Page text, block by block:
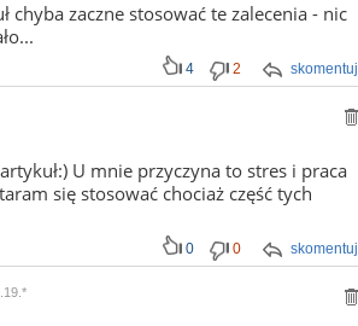
chyba zaczne stosować te zalecenia - nic
skomentuj
4 2
U mnie przyczyna to stres i praca
się stosować chociaż część tych
skomentuj
0 0